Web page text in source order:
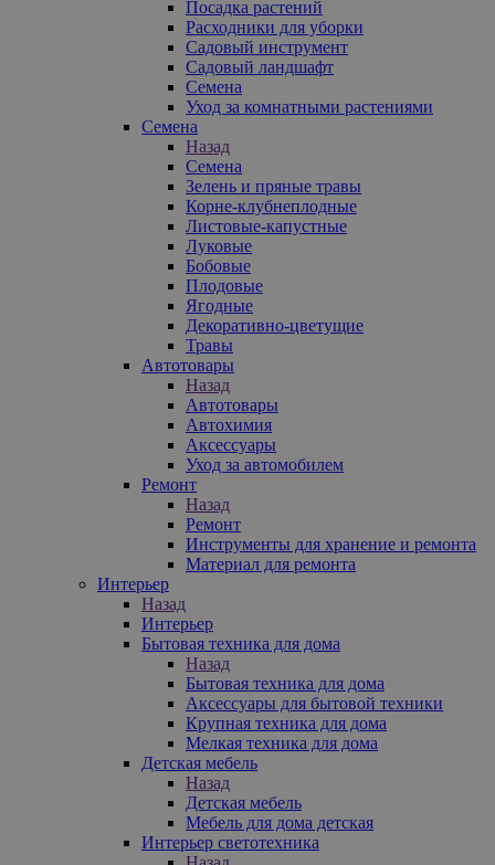
Посадка растений
Расходники для уборки
Садовый инструмент
Садовый ландшафт
Семена
Уход за комнатными растениями
Семена
Назад
Семена
Зелень и пряные травы
Корне-клубнеплодные
Листовые-капустные
Луковые
Бобовые
Плодовые
Ягодные
Декоративно-цветущие
Травы
Автотовары
Назад
Автотовары
Автохимия
Аксессуары
Уход за автомобилем
Ремонт
Назад
Ремонт
Инструменты для хранение и ремонта
Материал для ремонта
Интерьер
Назад
Интерьер
Бытовая техника для дома
Назад
Бытовая техника для дома
Аксессуары для бытовой техники
Крупная техника для дома
Мелкая техника для дома
Детская мебель
Назад
Детская мебель
Мебель для дома детская
Интерьер светотехника